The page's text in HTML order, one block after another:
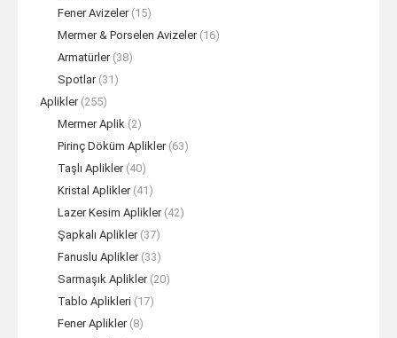
Fener Avizeler (15)
Mermer & Porselen Avizeler (16)
Armatürler (38)
Spotlar (31)
Aplikler (255)
Mermer Aplik (2)
Pirinç Döküm Aplikler (63)
Taşlı Aplikler (40)
Kristal Aplikler (41)
Lazer Kesim Aplikler (42)
Şapkalı Aplikler (37)
Fanuslu Aplikler (33)
Sarmaşık Aplikler (20)
Tablo Aplikleri (17)
Fener Aplikler (8)